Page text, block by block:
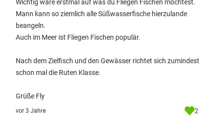
Wichtig wäre erstmal auf was du Fliegen Fischen möchtest.
Mann kann so ziemlich alle Süßwasserfische hierzulande
beangeln.
Auch im Meer ist Fliegen Fischen populär.
Nach dem Zielfisch und den Gewässer richtet sich zumindest
schon mal die Ruten Klasse.
Grüße Fly
vor 3 Jahre 2